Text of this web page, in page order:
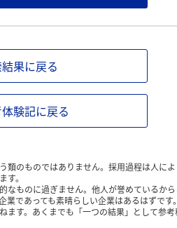
果に戻る
験記に戻る
のものではありません。採用過程は人に
。
ものに過ぎません。他人が誉めているか
であっても素晴らしい企業はあるはずです。
す。あくまでも「一つの結果」として参考